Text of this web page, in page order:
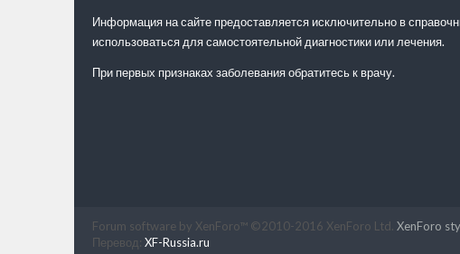
Информация на сайте предоставляется исключительно в
использоваться для самостоятельной диагностики или лечения.
При первых признаках заболевания обратитесь к врачу.
Forum software by XenForo™ ©2010-2016 XenForo Ltd. XenForo
Перевод: XF-Russia.ru